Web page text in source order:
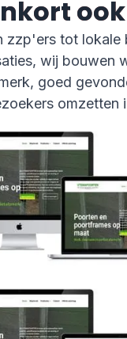
zzp'ers tot lokale
wij bouwen
goed
omzetten